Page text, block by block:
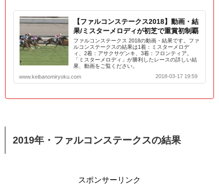
【ファルコンステークス2018】動画・結
果/ミスターメロディが初芝で重賞初制覇
ファルコンステークス 2018の動画・結果です。ファ
ルコンステークスの結果は1着：ミスターメロデ
ィ、2着：アサクサゲンキ、3着：フロンティア。
「ミスターメロディ」が勝利したレースの詳しい結
果、動画をご覧ください。
www.keibanomiryoku.com
2018-03-17 19:59
2019年・ファルコンステークスの結果
スポンサーリンク